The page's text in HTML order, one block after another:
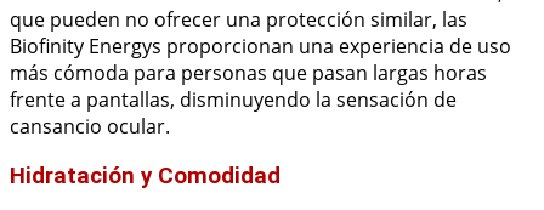
que pueden no ofrecer una protección similar, las
Biofinity Energys proporcionan una experiencia de uso
más cómoda para personas que pasan largas horas
frente a pantallas, disminuyendo la sensación de
cansancio ocular.
Hidratación y Comodidad